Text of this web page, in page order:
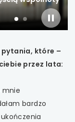
w nowej karcie
w nowej karcie
w nowej karcie
w nowej karcie
slajd
numer1
slajd
numer2
slajder
pytania, które –
przez lata:
mnie
bardzo